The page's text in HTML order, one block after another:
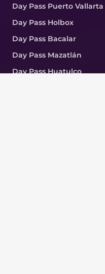
Day Pass Puerto Vallarta
Day Pass Holbox
Day Pass Bacalar
Day Pass Mazatlán
Day Pass Huatulco